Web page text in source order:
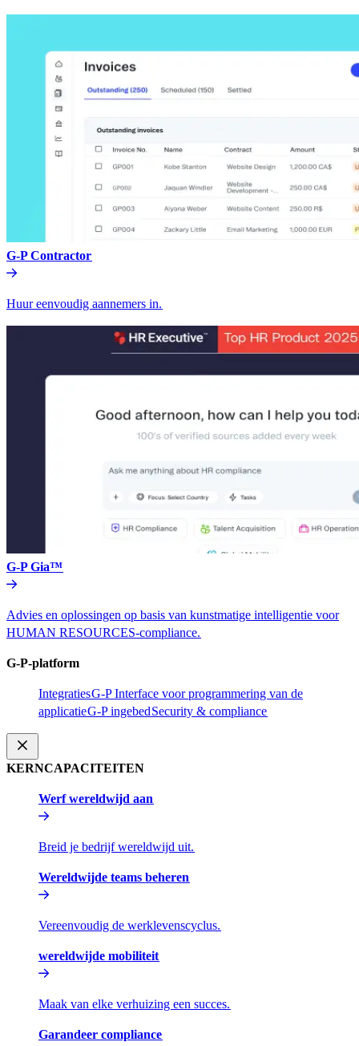
G-P Contractor​​
Huur eenvoudig aannemers in.​​
G-P Gia™​​
Advies en oplossingen op basis van kunstmatige intelligentie voor
HUMAN RESOURCES-compliance.​​
G-P-platform​​
Integraties​​G-P Interface voor programmering van de
applicatie​​G-P ingebed​​Security & compliance​​
KERNCAPACITEITEN​​
Werf wereldwijd aan​​
Breid je bedrijf wereldwijd uit.​​
Wereldwijde teams beheren​​
Vereenvoudig de werklevenscyclus.​​
wereldwijde mobiliteit​​
Maak van elke verhuizing een succes.​​
Garandeer compliance​​